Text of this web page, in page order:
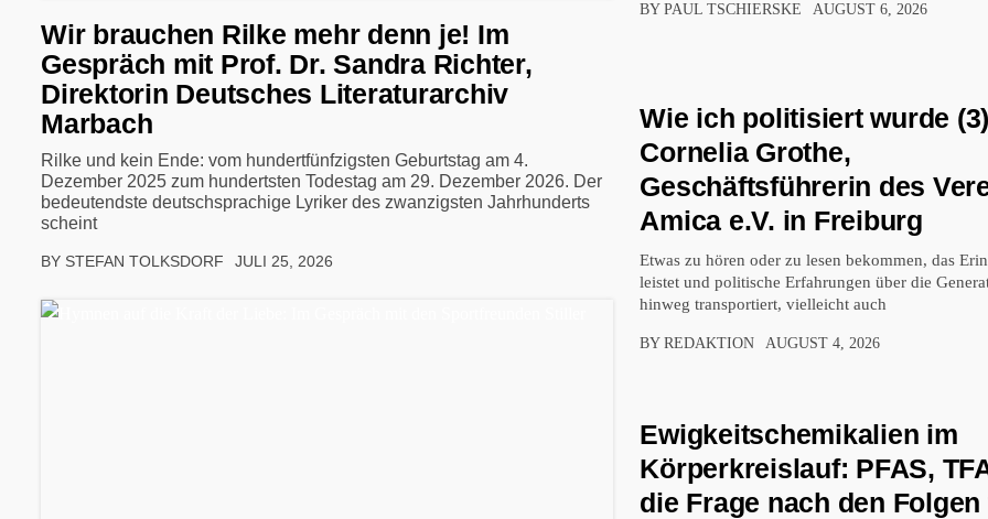
Wir brauchen Rilke mehr denn je! Im
Gespräch mit Prof. Dr. Sandra Richter,
Direktorin Deutsches Literaturarchiv
Marbach
Rilke und kein Ende: vom hundertfünfzigsten Geburtstag am 4.
Dezember 2025 zum hundertsten Todestag am 29. Dezember 2026. Der
bedeutendste deutschsprachige Lyriker des zwanzigsten Jahrhunderts
scheint
BY STEFAN TOLKSDORF JULI 25, 2026
BY PAUL TSCHIERSKE AUGUST 6, 2026
Wie ich politisiert wurde
Cornelia Grothe,
Geschäftsführerin des
Amica e.V. in Freiburg
Etwas zu hören oder zu lesen bekommen, das
leistet und politische Erfahrungen über die
hinweg transportiert, vielleicht auch
BY REDAKTION AUGUST 4, 2026
Ewigkeitschemikalien im
Körperkreislauf: PFAS,
die Frage nach den